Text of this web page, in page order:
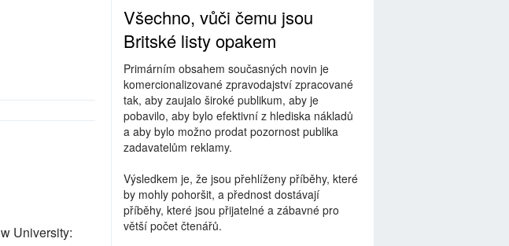
University:
Všechno, vůči čemu jsou
Britské listy opakem
Primárním obsahem současných novin je
komercionalizované zpravodajství zpracované
tak, aby zaujalo široké publikum, aby je
pobavilo, aby bylo efektivní z hlediska nákladů
a aby bylo možno prodat pozornost publika
zadavatelům reklamy.
Výsledkem je, že jsou přehlíženy příběhy, které
by mohly pohoršit, a přednost dostávají
příběhy, které jsou přijatelné a zábavné pro
větší počet čtenářů.